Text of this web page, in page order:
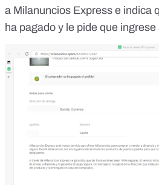
a Milanuncios Express e indica
ha pagado y le pide que ingrese